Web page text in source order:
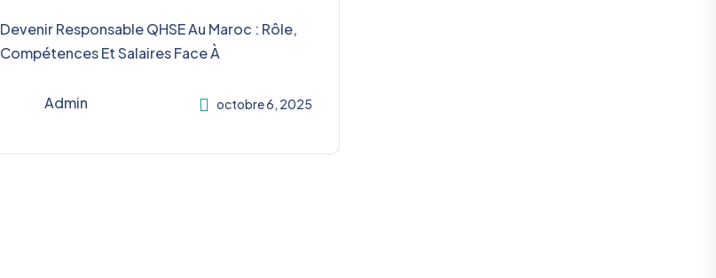
Devenir Responsable QHSE Au Maroc : Rôle,
Compétences Et Salaires Face À
Admin octobre 6, 2025